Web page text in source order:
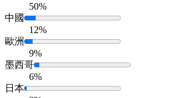
50%
中國
12%
歐洲
9%
墨西哥
6%
日本